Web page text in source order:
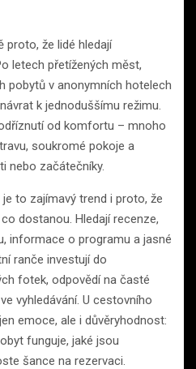
proto, že lidé hledají
letech přetížených měst,
pobytů v anonymních hotelech
k jednoduššímu režimu.
od komfortu – mnoho
soukromé pokoje a
nebo začátečníky.
to zajímavý trend i proto, že
dostanou. Hledají recenze,
informace o programu a jasné
ranče investují do
fotek, odpovědí na časté
vyhledávání. U cestovního
emoce, ale i důvěryhodnost:
funguje, jaké jsou
šance na rezervaci.